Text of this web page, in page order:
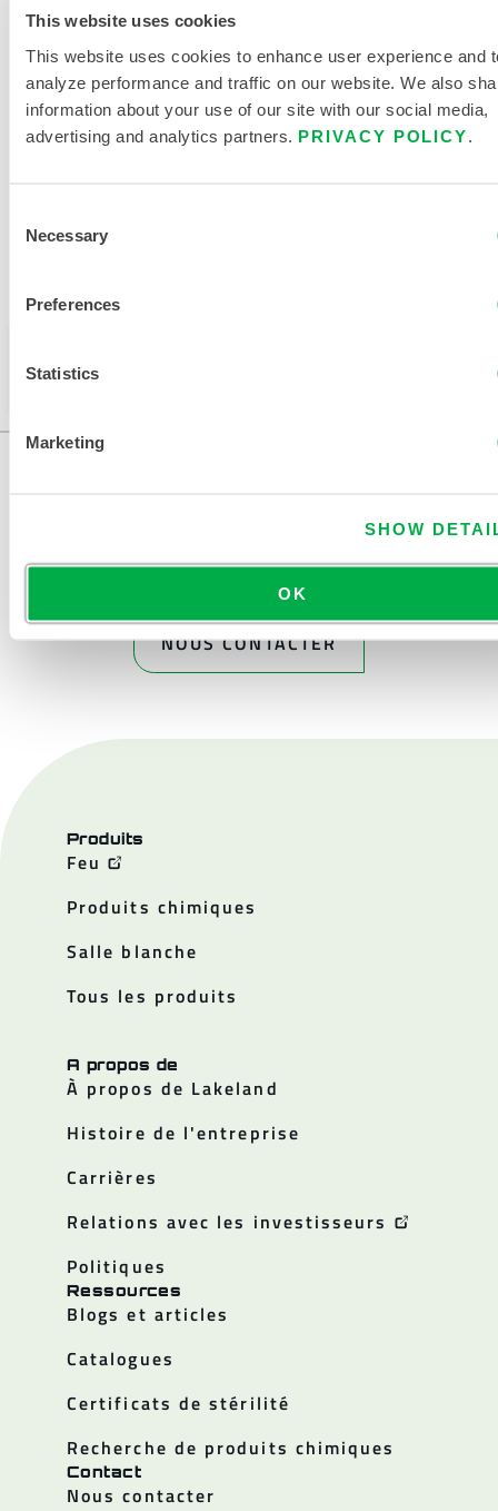
This website uses cookies
This website uses cookies to enhance user experience and
analyze performance and traffic on our website. We also
information about your use of our site with our social media,
advertising and analytics partners. PRIVACY POLICY
Selection
Necessary
Preferences
Statistics
Marketing
SHOW
OK
DOCUMENTS CONNEXES
TABLEAU DES TAILLES DES
VÊTEMENTS DE PROTECTION
CONTRE LA CHALEUR
Disponible dans ces régions de vente : CHINE, ASIE.
pouvez modifier votre région en haut de la page.
NOUS CONTACTER
Produits
Feu
Produits chimiques
Salle blanche
Tous les produits
A propos de
À propos de Lakeland
Histoire de l'entreprise
Carrières
Relations avec les investisseurs
Politiques
Ressources
Blogs et articles
Catalogues
Certificats de stérilité
Recherche de produits chimiques
Contact
Nous contacter